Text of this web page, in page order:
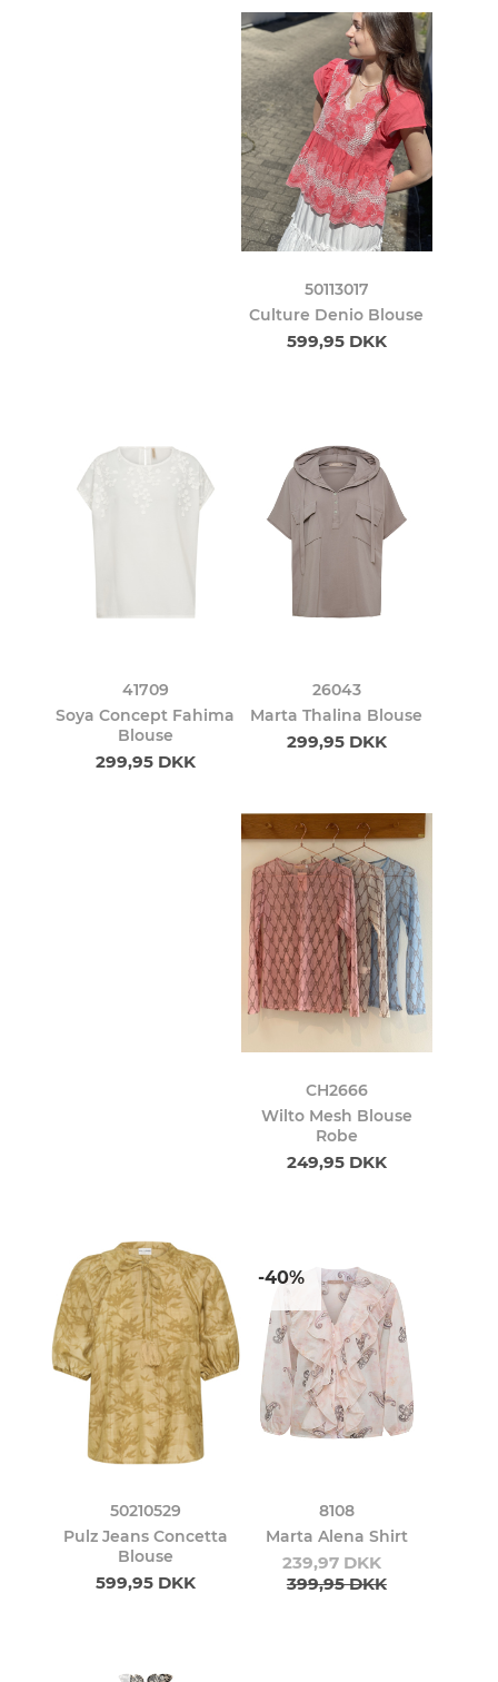
50113017
Culture Denio Blouse
599,95 DKK
41709
Soya Concept Fahima
Blouse
299,95 DKK
26043
Marta Thalina Blouse
299,95 DKK
CH2666
Wilto Mesh Blouse
Robe
249,95 DKK
50210529
Pulz Jeans Concetta
Blouse
599,95 DKK
-40%
8108
Marta Alena Shirt
239,97 DKK
399,95 DKK